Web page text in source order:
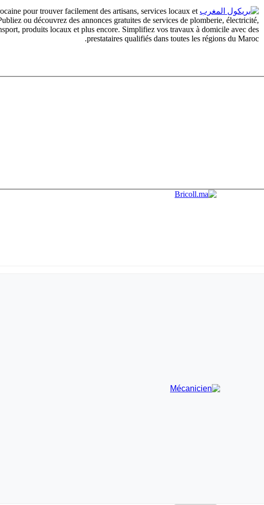
pour trouver facilement des artisans, services locaux et
ou découvrez des annonces gratuites de services de plomberie, électricité,
produits locaux et plus encore. Simplifiez vos travaux à domicile avec des
prestataires qualifiés dans toutes les régions du Maroc.